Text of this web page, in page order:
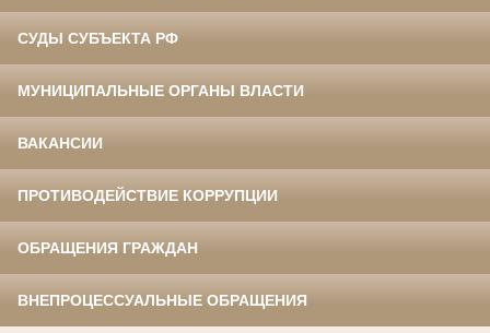
СУДЫ СУБЪЕКТА РФ
МУНИЦИПАЛЬНЫЕ ОРГАНЫ ВЛАСТИ
ВАКАНСИИ
ПРОТИВОДЕЙСТВИЕ КОРРУПЦИИ
ОБРАЩЕНИЯ ГРАЖДАН
ВНЕПРОЦЕССУАЛЬНЫЕ ОБРАЩЕНИЯ